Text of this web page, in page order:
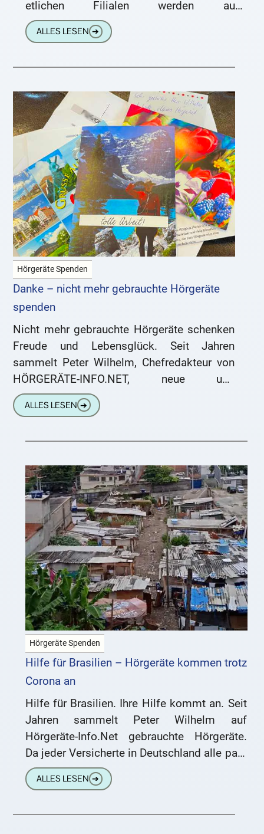
etlichen Filialen werden auch
Hörakustikdienstleistungen angeboten. Nun
hat das Unternehmen von der
ALLES LESEN ➔
Hörgeräte Spenden
Danke – nicht mehr gebrauchte Hörgeräte
spenden
Nicht mehr gebrauchte Hörgeräte schenken
Freude und Lebensglück. Seit Jahren
sammelt Peter Wilhelm, Chefredakteur von
HÖRGERÄTE-INFO.NET, neue und
gebrauchte Hörgeräte für bedürftige
Schwerhörige in Krisenregionen und
ALLES LESEN ➔
Hörgeräte Spenden
Hilfe für Brasilien – Hörgeräte kommen trotz
Corona an
Hilfe für Brasilien. Ihre Hilfe kommt an. Seit
Jahren sammelt Peter Wilhelm auf
Hörgeräte-Info.Net gebrauchte Hörgeräte.
Da jeder Versicherte in Deutschland alle paar
Jahre neue Geräte bekommt, schlummern
Abertausende nicht
ALLES LESEN ➔